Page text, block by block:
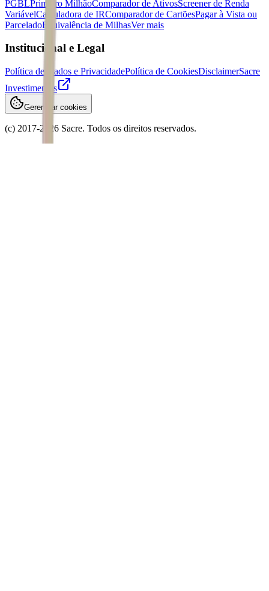
PGBLPrimeiro MilhãoComparador de AtivosScreener de Renda
VariávelCalculadora de IRComparador de CartõesPagar à Vista ou
ParceladoEquivalência de MilhasVer mais
Institucional e Legal
Política de Dados e PrivacidadePolítica de CookiesDisclaimerSacre
Investimentos
Gerenciar cookies
(c) 2017-2026 Sacre. Todos os direitos reservados.